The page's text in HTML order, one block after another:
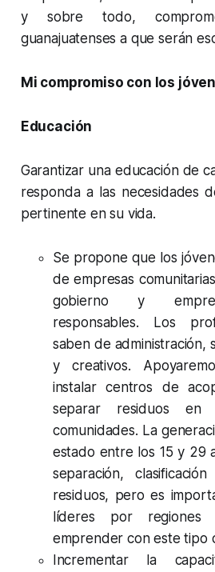
y sobre todo,
guanajuatenses a que serán
Mi compromiso con los
Educación
Garantizar una educación de
responda a las necesidades
pertinente en su vida.
Se propone que los
de empresas
gobierno y
responsables. Los
saben de administración,
y creativos.
instalar centros de
separar residuos en
comunidades. La
estado entre los 15 y 29
separación,
residuos, pero es
líderes por
emprender con este tipo
Incrementar la